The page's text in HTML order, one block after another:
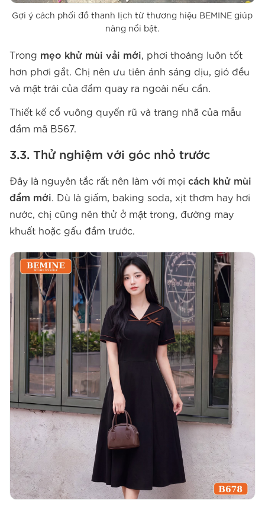
Gợi ý cách phối đồ thanh lịch từ thương hiệu BEMINE giúp
nàng nổi bật.
Trong mẹo khử mùi vải mới, phơi thoáng luôn tốt
hơn phơi gắt. Chị nên ưu tiên ánh sáng dịu, gió đều
và mặt trái của đầm quay ra ngoài nếu cần.
Thiết kế cổ vuông quyến rũ và trang nhã của mẫu
đầm mã B567.
3.3. Thử nghiệm với góc nhỏ trước
Đây là nguyên tắc rất nên làm với mọi cách khử mùi
đầm mới. Dù là giấm, baking soda, xịt thơm hay hơi
nước, chị cũng nên thử ở mặt trong, đường may
khuất hoặc gấu đầm trước.